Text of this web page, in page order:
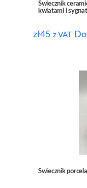
Świecznik
kwiatami i
zł45 z VAT
Swiecznik